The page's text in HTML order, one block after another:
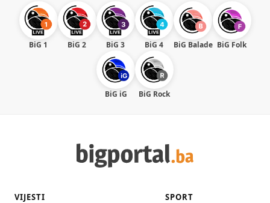
BiG 1 BiG 2 BiG 3 BiG 4 BiG Balade BiG Folk
BiG iG BiG Rock
VIJESTI SPORT